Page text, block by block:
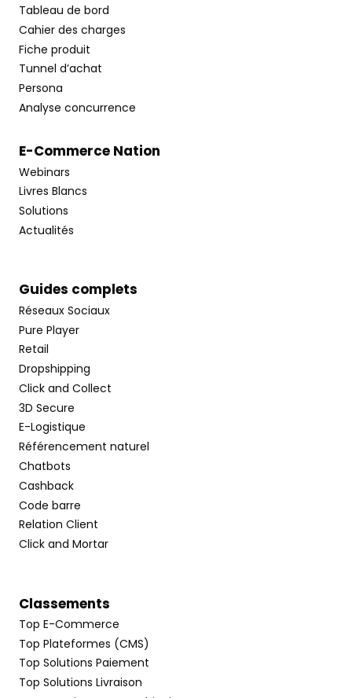
Tableau de bord
Cahier des charges
Fiche produit
Tunnel d’achat
Persona
Analyse concurrence
E-Commerce Nation
Webinars
Livres Blancs
Solutions
Actualités
Guides complets
Réseaux Sociaux
Pure Player
Retail
Dropshipping
Click and Collect
3D Secure
E-Logistique
Référencement naturel
Chatbots
Cashback
Code barre
Relation Client
Click and Mortar
Classements
Top E-Commerce
Top Plateformes (CMS)
Top Solutions Paiement
Top Solutions Livraison